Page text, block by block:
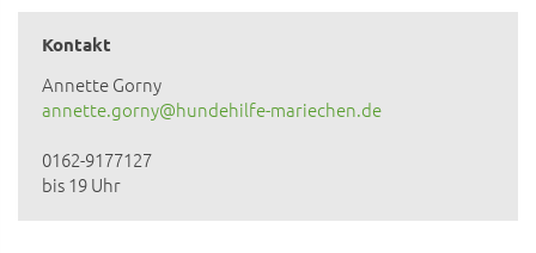
Kontakt
Annette Gorny
annette.gorny@hundehilfe-mariechen.de
0162-9177127
bis 19 Uhr